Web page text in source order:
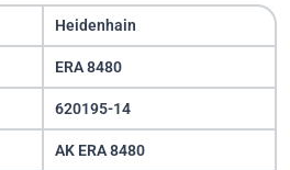
Heidenhain
ERA 8480
620195-14
AK ERA 8480